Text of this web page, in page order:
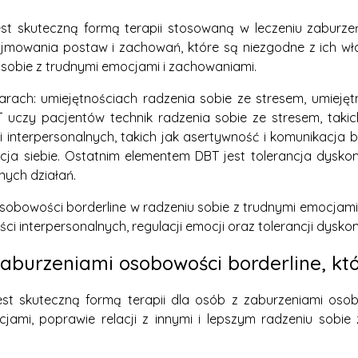
skuteczną formą terapii stosowaną w leczeniu
postaw i zachowań, które są niezgodne z ich
z trudnymi emocjami i zachowaniami.
umiejętnościach radzenia sobie ze stresem,
uczy pacjentów technik radzenia sobie ze stresem,
interpersonalnych, takich jak asertywność i komunikacja
siebie. Ostatnim elementem DBT jest tolerancja
działań.
borderline w radzeniu sobie z trudnymi
interpersonalnych, regulacji emocji oraz tolerancji
osobowości borderline,
skuteczną formą terapii dla osób z zaburzeniami
poprawie relacji z innymi i lepszym radzeniu sobie